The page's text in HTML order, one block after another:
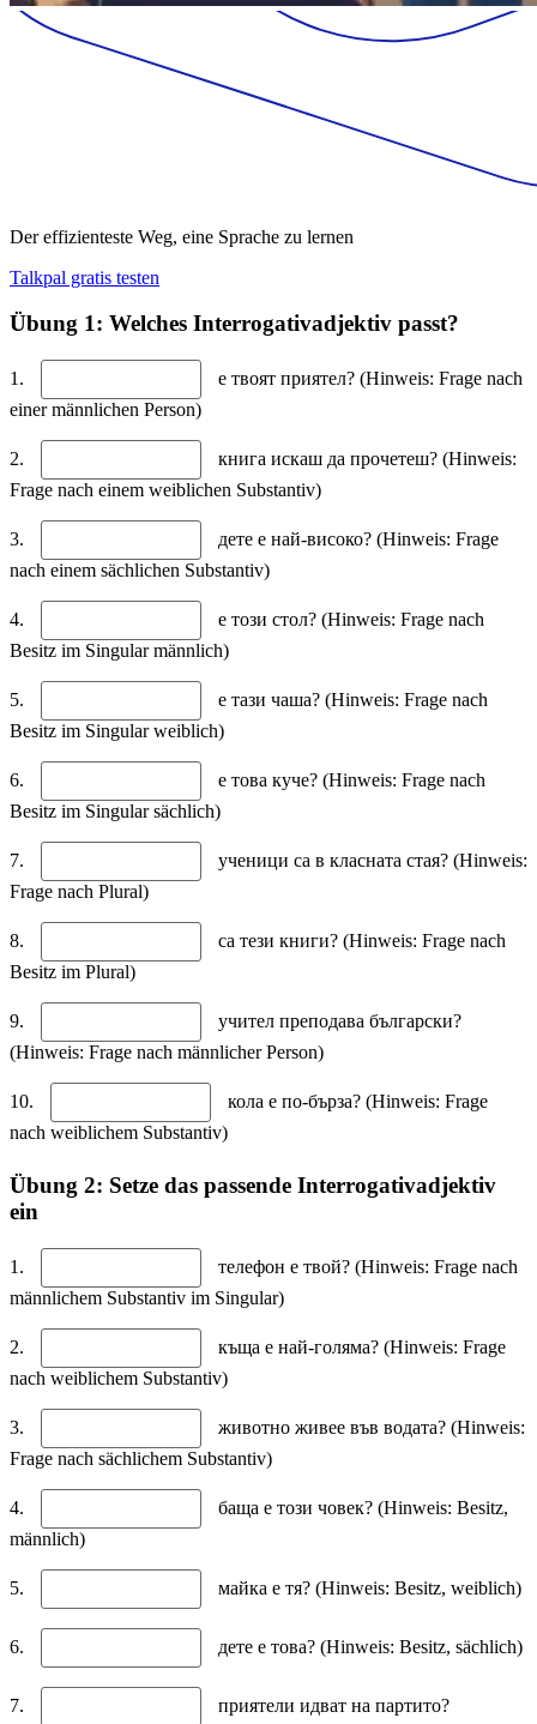
Der effizienteste Weg, eine Sprache zu lernen
Talkpal gratis testen
Übung 1: Welches Interrogativadjektiv passt?
1.
е твоят приятел? (Hinweis: Frage nach
einer männlichen Person)
2.
книга искаш да прочетеш? (Hinweis:
Frage nach einem weiblichen Substantiv)
3.
дете е най-високо? (Hinweis: Frage
nach einem sächlichen Substantiv)
4.
е този стол? (Hinweis: Frage nach
Besitz im Singular männlich)
5.
е тази чаша? (Hinweis: Frage nach
Besitz im Singular weiblich)
6.
е това куче? (Hinweis: Frage nach
Besitz im Singular sächlich)
7.
ученици са в класната стая? (Hinweis:
Frage nach Plural)
8.
са тези книги? (Hinweis: Frage nach
Besitz im Plural)
9.
учител преподава български?
(Hinweis: Frage nach männlicher Person)
10.
кола е по-бърза? (Hinweis: Frage
nach weiblichem Substantiv)
Übung 2: Setze das passende Interrogativadjektiv
ein
1.
телефон е твой? (Hinweis: Frage nach
männlichem Substantiv im Singular)
2.
къща е най-голяма? (Hinweis: Frage
nach weiblichem Substantiv)
3.
животно живее във водата? (Hinweis:
Frage nach sächlichem Substantiv)
4.
баща е този човек? (Hinweis: Besitz,
männlich)
5. майка е тя? (Hinweis: Besitz, weiblich)
6. дете е това? (Hinweis: Besitz, sächlich)
7.
приятели идват на партито?